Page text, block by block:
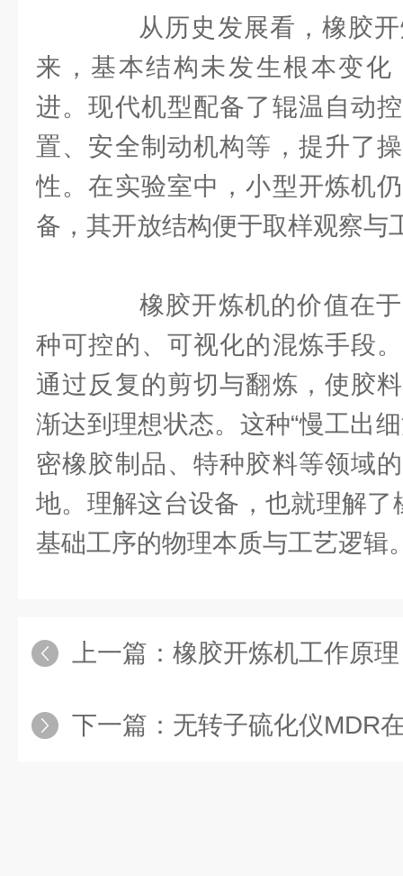
从历史发展看，橡胶开
来，基本结构未发生根本变
进。现代机型配备了辊温自动
置、安全制动机构等，提升了
性。在实验室中，小型开炼机
备，其开放结构便于取样观察与
橡胶开炼机的价值在于
种可控的、可视化的混炼手段
通过反复的剪切与翻炼，使胶
渐达到理想状态。这种“慢工出
密橡胶制品、特种胶料等领域
地。理解这台设备，也就理解了
基础工序的物理本质与工艺逻辑
上一篇： 橡胶开炼机工作原
下一篇： 无转子硫化仪MDR在